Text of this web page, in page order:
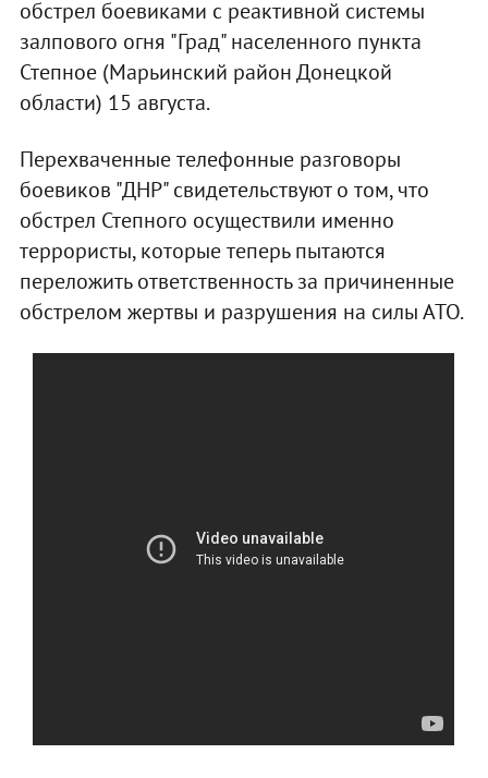
обстрел боевиками с реактивной системы
залпового огня "Град" населенного пункта
Степное (Марьинский район Донецкой
области) 15 августа.
Перехваченные телефонные разговоры
боевиков "ДНР" свидетельствуют о том, что
обстрел Степного осуществили именно
террористы, которые теперь пытаются
переложить ответственность за причиненные
обстрелом жертвы и разрушения на силы АТО.